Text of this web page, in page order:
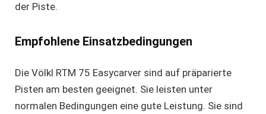
der Piste.
Empfohlene Einsatzbedingungen
Die Völkl RTM 75 Easycarver sind auf präparierte
Pisten am besten geeignet. Sie leisten unter
normalen Bedingungen eine gute Leistung. Sie sind